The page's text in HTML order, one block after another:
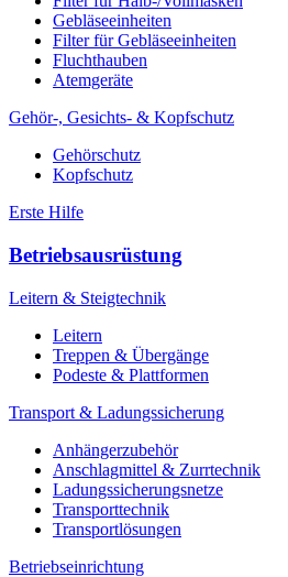
Gebläseeinheiten
Filter für Gebläseeinheiten
Fluchthauben
Atemgeräte
Gehör-, Gesichts- & Kopfschutz
Gehörschutz
Kopfschutz
Erste Hilfe
Betriebsausrüstung
Leitern & Steigtechnik
Leitern
Treppen & Übergänge
Podeste & Plattformen
Transport & Ladungssicherung
Anhängerzubehör
Anschlagmittel & Zurrtechnik
Ladungssicherungsnetze
Transporttechnik
Transportlösungen
Betriebseinrichtung